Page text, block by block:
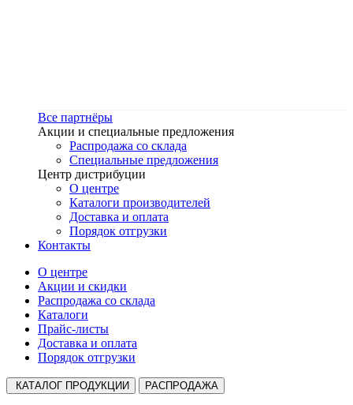
Все партнёры
Акции и специальные предложения
Распродажа со склада
Специальные предложения
Центр дистрибуции
О центре
Каталоги производителей
Доставка и оплата
Порядок отгрузки
Контакты
О центре
Акции и скидки
Распродажа со склада
Каталоги
Прайс-листы
Доставка и оплата
Порядок отгрузки
КАТАЛОГ ПРОДУКЦИИ РАСПРОДАЖА